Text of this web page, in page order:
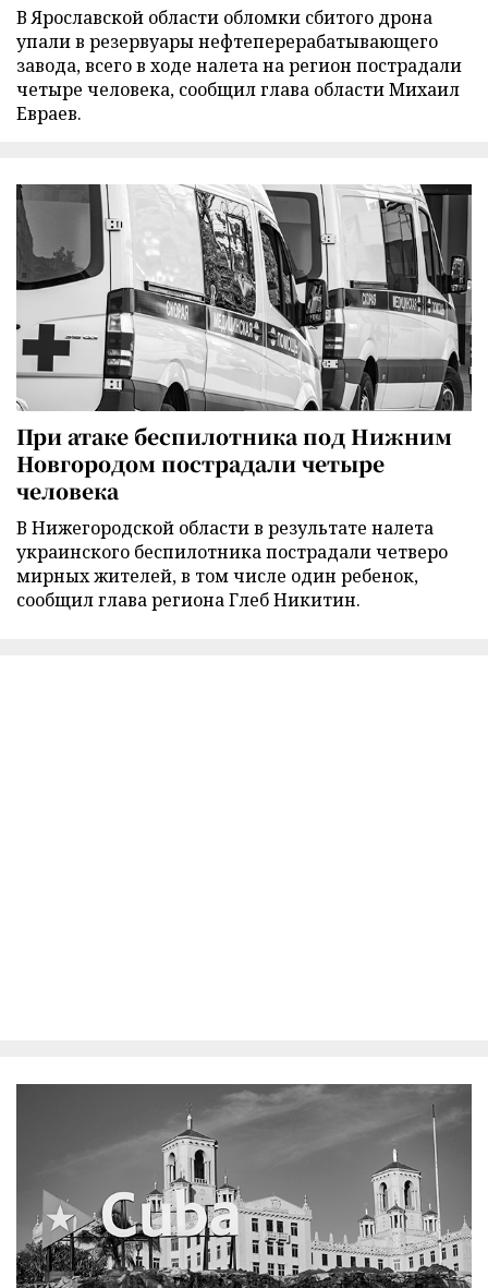
В Ярославской области обломки сбитого дрона
упали в резервуары нефтеперерабатывающего
завода, всего в ходе налета на регион пострадали
четыре человека, сообщил глава области Михаил
Евраев.
При атаке беспилотника под Нижним
Новгородом пострадали четыре
человека
В Нижегородской области в результате налета
украинского беспилотника пострадали четверо
мирных жителей, в том числе один ребенок,
сообщил глава региона Глеб Никитин.